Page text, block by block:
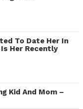
To Date Her In
Her Recently
Kid And Mom –